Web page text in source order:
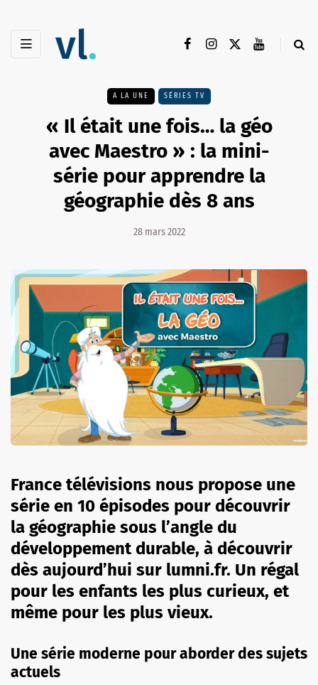
A LA UNE SÉRIES TV
« Il était une fois… la géo
avec Maestro » : la mini-
série pour apprendre la
géographie dès 8 ans
28 mars 2022
France télévisions nous propose une
série en 10 épisodes pour découvrir
la géographie sous l’angle du
développement durable, à découvrir
dès aujourd’hui sur lumni.fr. Un régal
pour les enfants les plus curieux, et
même pour les plus vieux.
Une série moderne pour aborder des sujets
actuels